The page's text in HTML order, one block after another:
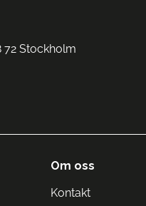
72 Stockholm
Om oss
Kontakt